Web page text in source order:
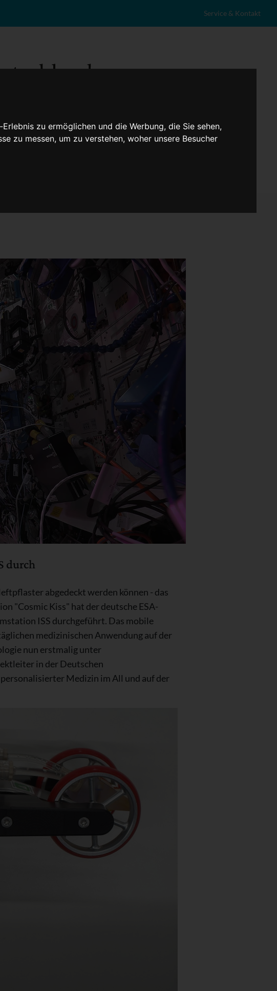
zu ermöglichen und die Werbung, die Sie sehen,
zu messen, um zu verstehen, woher unsere Besucher
Service & Kontakt
durch
abgedeckt werden können - das
"Cosmic Kiss" hat der deutsche ESA-
ISS durchgeführt. Das mobile
medizinischen Anwendung auf der
nun erstmalig unter
in der Deutschen
Medizin im All und auf der